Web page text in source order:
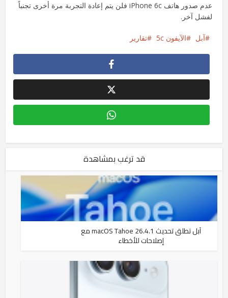
عدم صدور هاتف iPhone 6c فلن يتم إعادة التجربة مرة أخرى تجنباً
لفشل آخر.
آبل الآيفون 5c تقارير
قد ترغب بمشاهدة
آبل تطلق تحديث macOS Tahoe 26.4.1 مع
إصلاحات للأخطاء